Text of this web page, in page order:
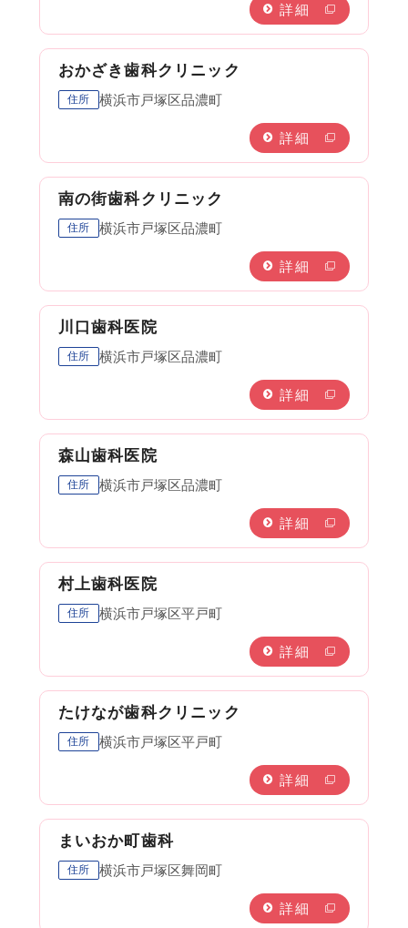
詳細
おかざき歯科クリニック
住所 横浜市戸塚区品濃町
詳細
南の街歯科クリニック
住所 横浜市戸塚区品濃町
詳細
川口歯科医院
住所 横浜市戸塚区品濃町
詳細
森山歯科医院
住所 横浜市戸塚区品濃町
詳細
村上歯科医院
住所 横浜市戸塚区平戸町
詳細
たけなが歯科クリニック
住所 横浜市戸塚区平戸町
詳細
まいおか町歯科
住所 横浜市戸塚区舞岡町
詳細